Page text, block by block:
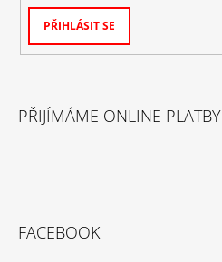
PŘIHLÁSIT SE
PŘIJÍMÁME ONLINE PLATBY
FACEBOOK